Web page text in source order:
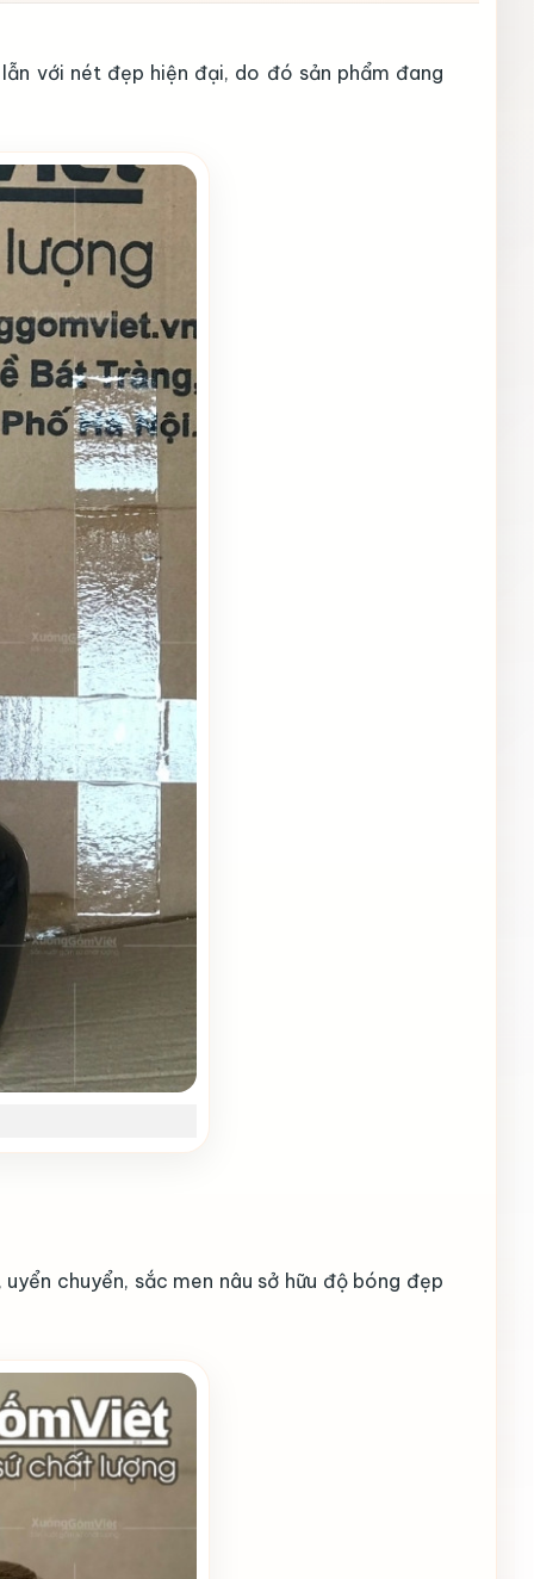
với nét đẹp hiện đại, do đó sản phẩm đang
chuyển, sắc men nâu sở hữu độ bóng đẹp